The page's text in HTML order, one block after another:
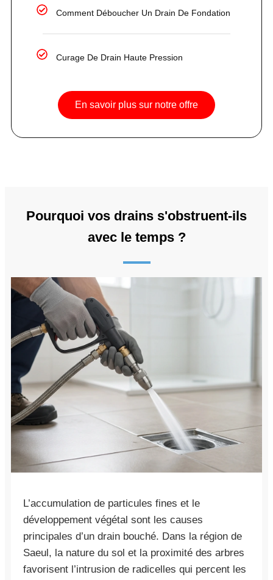
Comment Déboucher Un Drain De Fondation
Curage De Drain Haute Pression
En savoir plus sur notre offre
Pourquoi vos drains s'obstruent-ils
avec le temps ?
L’accumulation de particules fines et le
développement végétal sont les causes
principales d’un drain bouché. Dans la région de
Saeul, la nature du sol et la proximité des arbres
favorisent l’intrusion de radicelles qui percent les